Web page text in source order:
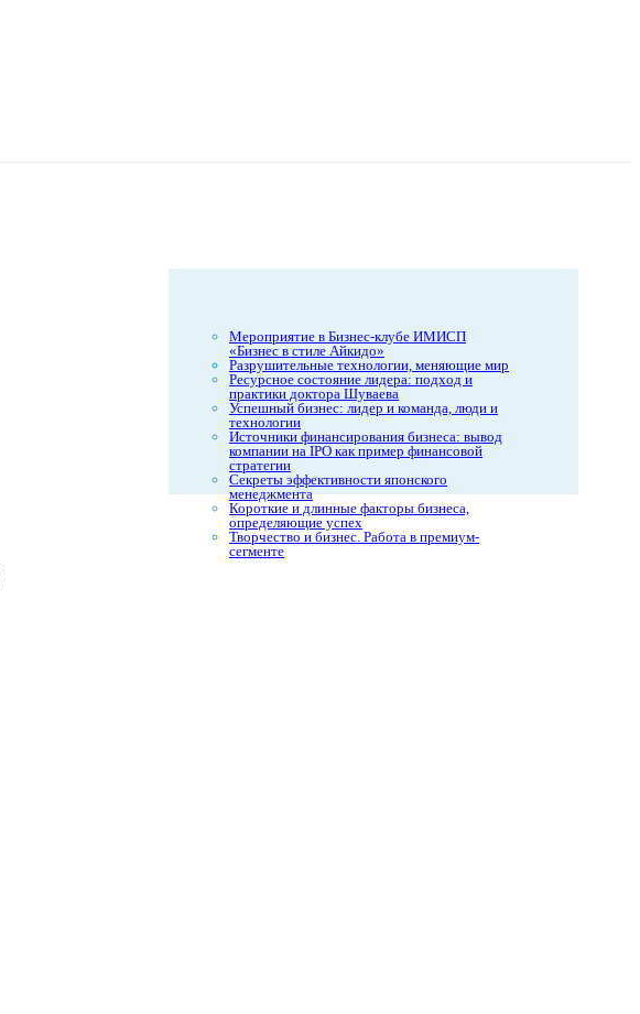
Мероприятие в Бизнес-клубе ИМИСП
«Бизнес в стиле Айкидо»
Разрушительные технологии, меняющие мир
Ресурсное состояние лидера: подход и
практики доктора Шуваева
Успешный бизнес: лидер и команда, люди и
технологии
Источники финансирования бизнеса: вывод
компании на IPO как пример финансовой
стратегии
Секреты эффективности японского
менеджмента
Короткие и длинные факторы бизнеса,
определяющие успех
Творчество и бизнес. Работа в премиум-
сегменте